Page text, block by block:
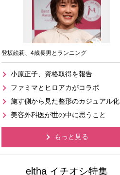
登坂絵莉、4歳長男とランニング
小原正子、資格取得を報告
ファミマとヒロアカがコラボ
施す側から見た整形のカジュアル化
美容外科医が世の中に思うこと
もっと見る